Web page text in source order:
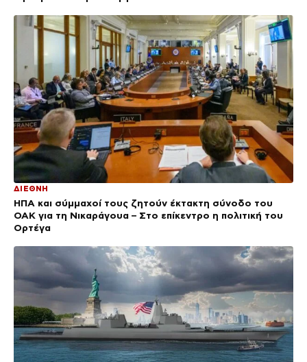
ΔΙΕΘΝΗ
ΗΠΑ και σύμμαχοί τους ζητούν έκτακτη σύνοδο του
ΟΑΚ για τη Νικαράγουα – Στο επίκεντρο η πολιτική του
Ορτέγα